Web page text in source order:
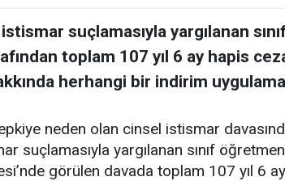
suçlamasıyla yargılanan
toplam 107 yıl 6 ay hapis
herhangi bir indirim
neden olan cinsel istismar
suçlamasıyla yargılanan sınıf
görülen davada toplam 107 yıl 6